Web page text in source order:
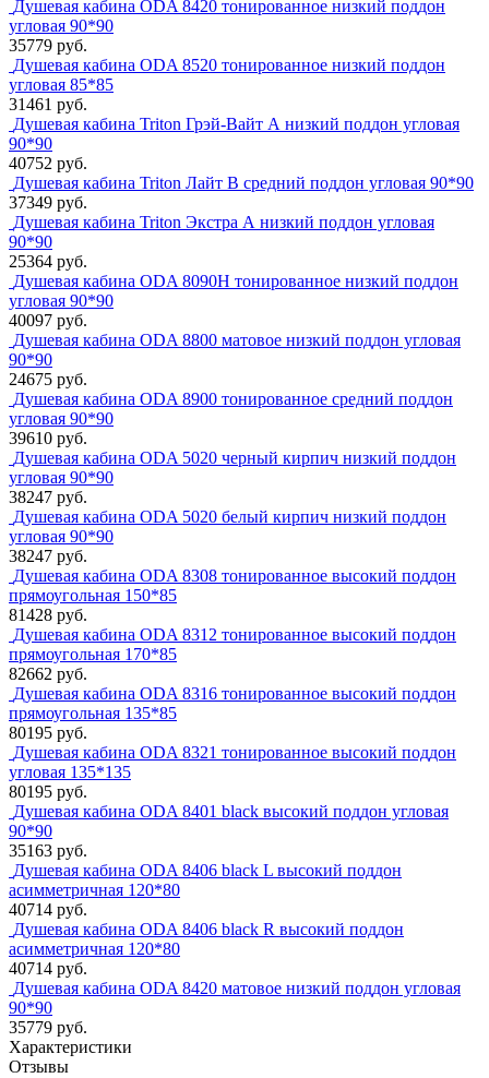
Душевая кабина ODA 8420 тонированное низкий поддон
угловая 90*90
35779 руб.
Душевая кабина ODA 8520 тонированное низкий поддон
угловая 85*85
31461 руб.
Душевая кабина Triton Грэй-Вайт А низкий поддон угловая
90*90
40752 руб.
Душевая кабина Triton Лайт В средний поддон угловая 90*90
37349 руб.
Душевая кабина Triton Экстра А низкий поддон угловая
90*90
25364 руб.
Душевая кабина ODA 8090H тонированное низкий поддон
угловая 90*90
40097 руб.
Душевая кабина ODA 8800 матовое низкий поддон угловая
90*90
24675 руб.
Душевая кабина ODA 8900 тонированное средний поддон
угловая 90*90
39610 руб.
Душевая кабина ODA 5020 черный кирпич низкий поддон
угловая 90*90
38247 руб.
Душевая кабина ODA 5020 белый кирпич низкий поддон
угловая 90*90
38247 руб.
Душевая кабина ODA 8308 тонированное высокий поддон
прямоугольная 150*85
81428 руб.
Душевая кабина ODA 8312 тонированное высокий поддон
прямоугольная 170*85
82662 руб.
Душевая кабина ODA 8316 тонированное высокий поддон
прямоугольная 135*85
80195 руб.
Душевая кабина ODA 8321 тонированное высокий поддон
угловая 135*135
80195 руб.
Душевая кабина ODA 8401 black высокий поддон угловая
90*90
35163 руб.
Душевая кабина ODA 8406 black L высокий поддон
асимметричная 120*80
40714 руб.
Душевая кабина ODA 8406 black R высокий поддон
асимметричная 120*80
40714 руб.
Душевая кабина ODA 8420 матовое низкий поддон угловая
90*90
35779 руб.
Характеристики
Отзывы